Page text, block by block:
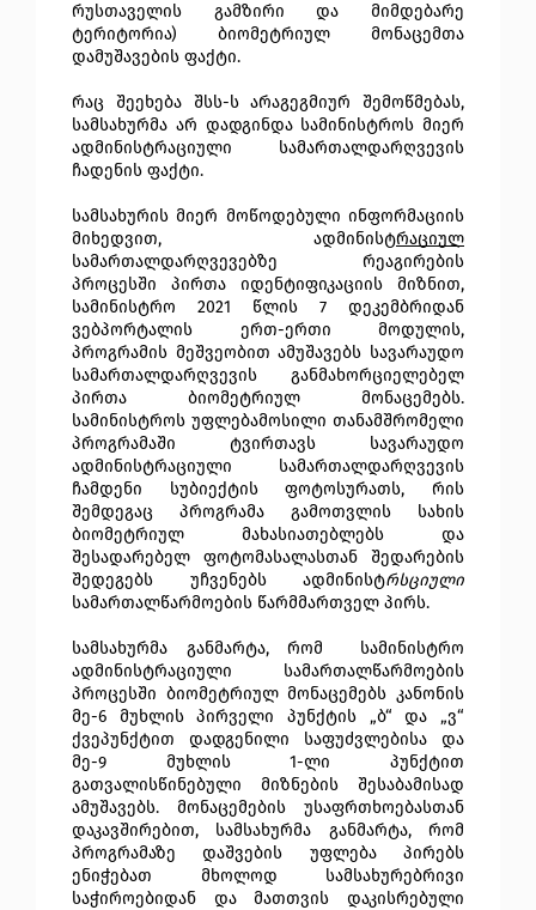
რუსთაველის გამზირი და მიმდებარე
ტერიტორია) ბიომეტრიულ მონაცემთა
დამუშავების ფაქტი.
რაც შეეხება შსს-ს არაგეგმიურ შემოწმებას,
სამსახურმა არ დადგინდა სამინისტროს მიერ
ადმინისტრაციული სამართალდარღვევის
ჩადენის ფაქტი.
სამსახურის მიერ მოწოდებული ინფორმაციის
მიხედვით, ადმინისტრაციულ
სამართალდარღვევებზე რეაგირების
პროცესში პირთა იდენტიფიკაციის მიზნით,
სამინისტრო 2021 წლის 7 დეკემბრიდან
ვებპორტალის ერთ-ერთი მოდულის,
პროგრამის მეშვეობით ამუშავებს სავარაუდო
სამართალდარღვევის განმახორციელებელ
პირთა ბიომეტრიულ მონაცემებს.
სამინისტროს უფლებამოსილი თანამშრომელი
პროგრამაში ტვირთავს სავარაუდო
ადმინისტრაციული სამართალდარღვევის
ჩამდენი სუბიექტის ფოტოსურათს, რის
შემდეგაც პროგრამა გამოთვლის სახის
ბიომეტრიულ მახასიათებლებს და
შესადარებელ ფოტომასალასთან შედარების
შედეგებს უჩვენებს ადმინისტრსციული
სამართალწარმოების წარმმართველ პირს.
სამსახურმა განმარტა, რომ  სამინისტრო
ადმინისტრაციული სამართალწარმოების
პროცესში ბიომეტრიულ მონაცემებს კანონის
მე-6 მუხლის პირველი პუნქტის „ბ“ და „ვ“
ქვეპუნქტით დადგენილი საფუძვლებისა და
მე-9 მუხლის 1-ლი პუნქტით
გათვალისწინებული მიზნების შესაბამისად
ამუშავებს. მონაცემების უსაფრთხოებასთან
დაკავშირებით, სამსახურმა განმარტა, რომ
პროგრამაზე დაშვების უფლება პირებს
ენიჭებათ მხოლოდ სამსახურებრივი
საჭიროებიდან და მათთვის დაკისრებული